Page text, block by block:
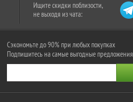
Ищите скидки поблизости,
не выходя из чата:
Сэкономьте до 90% при любых покупках
Подпишитесь на самые выгодные предложения